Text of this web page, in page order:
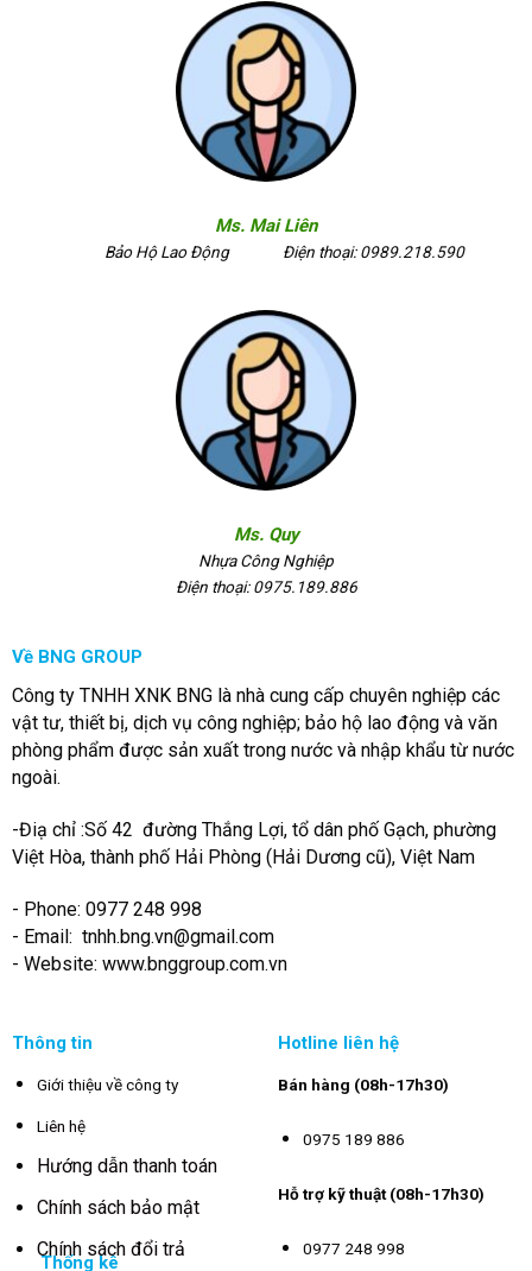
Ms. Mai Liên
Bảo Hộ Lao Động Điện thoại: 0989.218.590
Ms. Quy
Nhựa Công Nghiệp
Điện thoại: 0975.189.886
Về BNG GROUP
Công ty TNHH XNK BNG là nhà cung cấp chuyên nghiệp các
vật tư, thiết bị, dịch vụ công nghiệp; bảo hộ lao động và văn
phòng phẩm được sản xuất trong nước và nhập khẩu từ nước
ngoài.
-Điạ chỉ :Số 42 đường Thắng Lợi, tổ dân phố Gạch, phường
Việt Hòa, thành phố Hải Phòng (Hải Dương cũ), Việt Nam
- Phone: 0977 248 998
- Email: tnhh.bng.vn@gmail.com
- Website: www.bnggroup.com.vn
Thông tin
Giới thiệu về công ty
Liên hệ
Hướng dẫn thanh toán
Chính sách bảo mật
Chính sách đổi trả
Hotline liên hệ
Bán hàng (08h-17h30)
0975 189 886
Hỗ trợ kỹ thuật (08h-17h30)
0977 248 998
Thống kê